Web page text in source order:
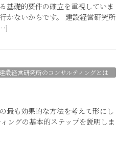
基礎的要件の確立を重視していま
かないからです。 建設経営研究所
建設経営研究所のコンサルティングとは
最も効果的な方法を考えて形にし
ングの基本的ステップを説明しま